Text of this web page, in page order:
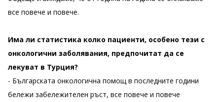
все повече и повече.
Има ли статистика колко пациенти, особено тези с
онкологични заболявания, предпочитат да се
лекуват в Турция?
- Българската онкологична помощ в последните години
бележи забележителен ръст, все повече и повече